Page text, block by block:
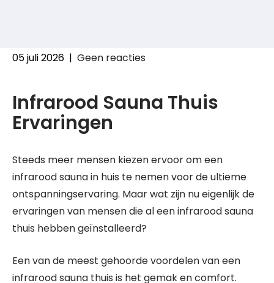
05 juli 2026 | Geen reacties
Infrarood Sauna Thuis
Ervaringen
Steeds meer mensen kiezen ervoor om een
infrarood sauna in huis te nemen voor de ultieme
ontspanningservaring. Maar wat zijn nu eigenlijk de
ervaringen van mensen die al een infrarood sauna
thuis hebben geïnstalleerd?
Een van de meest gehoorde voordelen van een
infrarood sauna thuis is het gemak en comfort.